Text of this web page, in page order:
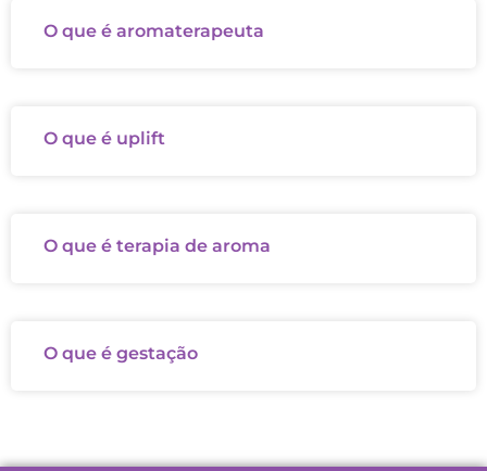
O que é aromaterapeuta
O que é uplift
O que é terapia de aroma
O que é gestação